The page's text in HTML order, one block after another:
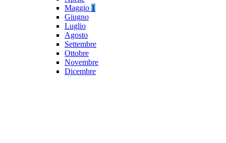
Maggio 1
Giugno
Luglio
Agosto
Settembre
Ottobre
Novembre
Dicembre